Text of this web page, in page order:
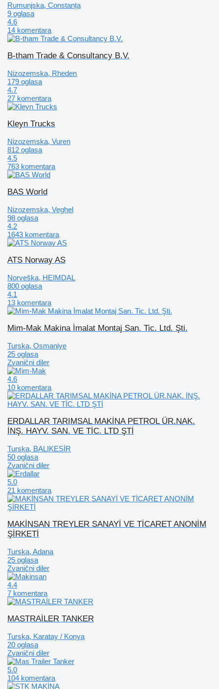
Rumunjska, Constanța
9 oglasa
4.6
14 komentara
B-tham Trade & Consultancy B.V.
Nizozemska, Rheden
179 oglasa
4.7
27 komentara
Kleyn Trucks
Nizozemska, Vuren
812 oglasa
4.5
763 komentara
BAS World
Nizozemska, Veghel
98 oglasa
4.2
1643 komentara
ATS Norway AS
Norveška, HEIMDAL
800 oglasa
4.1
13 komentara
Mim-Mak Makina İmalat Montaj San. Tic. Ltd. Şti.
Turska, Osmaniye
25 oglasa
Zvanični diler
4.6
10 komentara
ERDALLAR TARIMSAL MAKİNA PETROL ÜR.NAK.
İNŞ. HAYV. SAN. VE TİC. LTD ŞTİ
Turska, BALIKESİR
50 oglasa
Zvanični diler
5.0
21 komentara
MAKİNSAN TREYLER SANAYİ VE TİCARET ANONİM
ŞİRKETİ
Turska, Adana
25 oglasa
Zvanični diler
4.4
7 komentara
MASTRAİLER TANKER
Turska, Karatay / Konya
20 oglasa
Zvanični diler
5.0
104 komentara